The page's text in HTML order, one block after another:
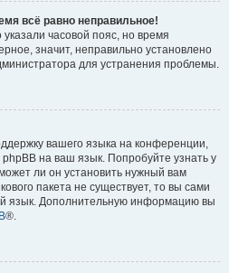
всё равно неправильное!
часовой пояс, но время
значит, неправильно установлено
для устранения проблемы.
вашего языка на конференции,
на ваш язык. Попробуйте узнать у
ли он установить нужный вам
пакета не существует, то вы сами
язык. Дополнительную информацию вы
®.